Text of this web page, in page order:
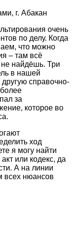
г. Абакан
очень
по делу. Когда
что можно
– там всё
не найдёшь. Три
в нашей
справочно-
за
которое во
ход
я могу найти
или кодекс, да
А на линии
всех нюансов